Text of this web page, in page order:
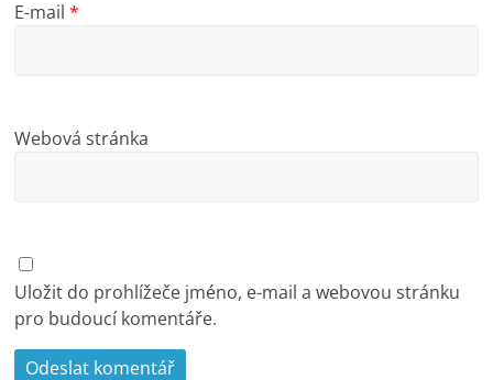
E-mail*
Webová stránka
Uložit do prohlížeče jméno, e-mail a webovou stránku
pro budoucí komentáře.